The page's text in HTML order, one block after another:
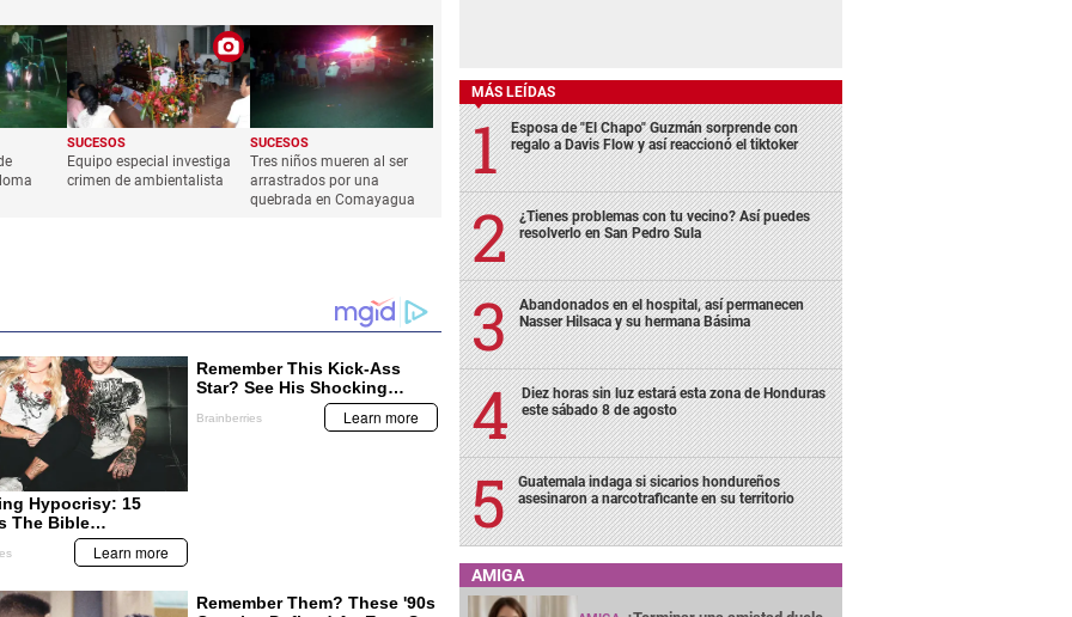
SUCESOS
Equipo especial investiga
crimen de ambientalista
SUCESOS
Tres niños mueren al ser
arrastrados por una
quebrada en Comayagua
MÁS LEÍDAS
Esposa de "El Chapo" Guzmán sorprende con
regalo a Davis Flow y así reaccionó el tiktoker
¿Tienes problemas con tu vecino? Así puedes
resolverlo en San Pedro Sula
Abandonados en el hospital, así permanecen
Nasser Hilsaca y su hermana Básima
Diez horas sin luz estará esta zona de Honduras
este sábado 8 de agosto
Guatemala indaga si sicarios hondureños
asesinaron a narcotraficante en su territorio
AMIGA